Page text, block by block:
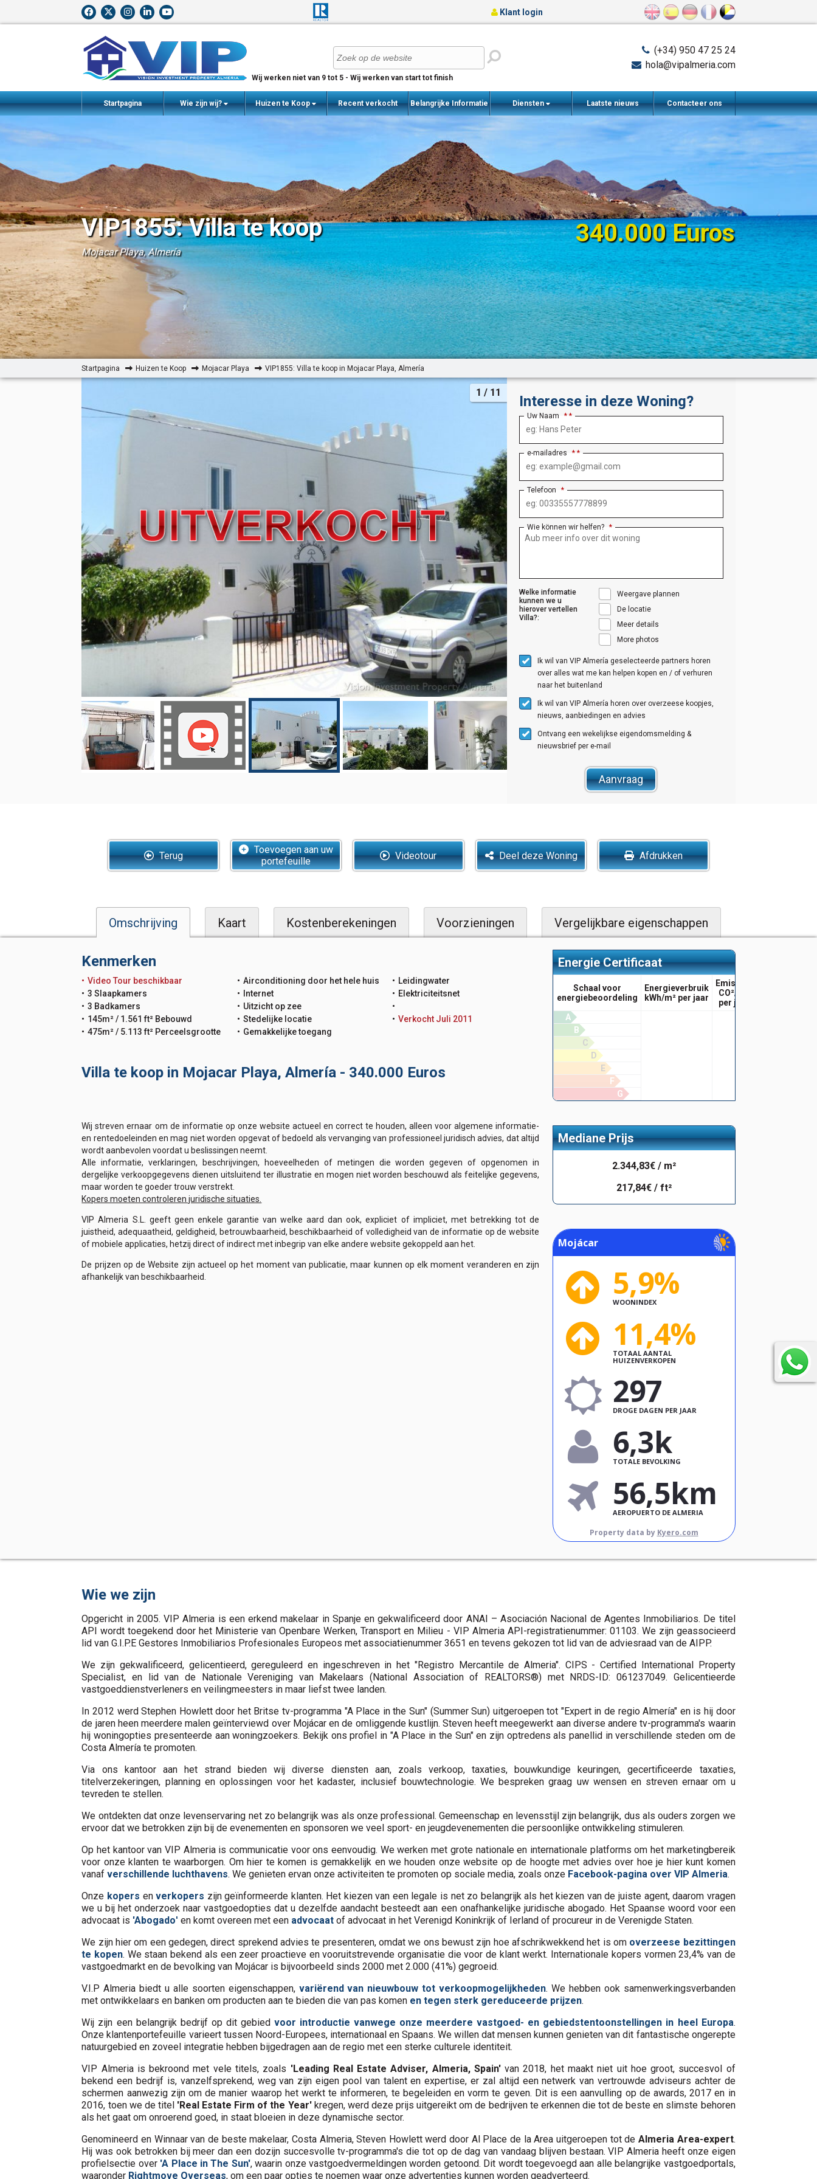
Wij werken niet van 9 tot 5 - Wij werken van start tot finish
(+34) 950 47 25 24
hola@vipalmeria.com
Klant login
Startpagina Wie zijn wij? Huizen te Koop Recent verkocht
woningen
Belangrijke Informatie Diensten Laatste nieuws Contacteer ons
VIP1855: Villa te koop
Mojacar Playa, Almería
340.000 Euros
Startpagina Huizen te Koop Mojacar Playa VIP1855: Villa te koop in Mojacar Playa, Almería
1 / 11
Interesse in deze Woning?
Uw Naam *
e-mailadres *
Telefoon *
Wie können wir helfen? *
Welke informatie
kunnen we u
hierover vertellen
Villa?:
Weergave plannen
De locatie
Meer details
More photos
Ik wil van VIP Almería geselecteerde partners horen
over alles wat me kan helpen kopen en / of verhuren
naar het buitenland
Ik wil van VIP Almería horen over overzeese koopjes,
nieuws, aanbiedingen en advies
Ontvang een wekelijkse eigendomsmelding &
nieuwsbrief per e-mail
Aanvraag
Terug
Toevoegen aan uw
portefeuille
Videotour Deel deze Woning Afdrukken
Omschrijving Kaart Kostenberekeningen Voorzieningen Vergelijkbare eigenschappen
Kenmerken
Video Tour beschikbaar
3 Slaapkamers
3 Badkamers
145m² / 1.561 ft² Bebouwd
475m² / 5.113 ft² Perceelsgrootte
Airconditioning door het hele huis
Internet
Uitzicht op zee
Stedelijke locatie
Gemakkelijke toegang
Leidingwater
Elektriciteitsnet
Verkocht Juli 2011
Villa te koop in Mojacar Playa, Almería - 340.000 Euros
Wij streven ernaar om de informatie op onze website actueel en correct te houden, alleen voor algemene informatie-
en rentedoeleinden en mag niet worden opgevat of bedoeld als vervanging van professioneel juridisch advies, dat altijd
wordt aanbevolen voordat u beslissingen neemt.
Alle informatie, verklaringen, beschrijvingen, hoeveelheden of metingen die worden gegeven of opgenomen in
dergelijke verkoopgegevens dienen uitsluitend ter illustratie en mogen niet worden beschouwd als feitelijke gegevens,
maar worden te goeder trouw verstrekt.
Kopers moeten controleren juridische situaties.
VIP Almeria S.L. geeft geen enkele garantie van welke aard dan ook, expliciet of impliciet, met betrekking tot de
juistheid, adequaatheid, geldigheid, betrouwbaarheid, beschikbaarheid of volledigheid van de informatie op de website
of mobiele applicaties, hetzij direct of indirect met inbegrip van elke andere website gekoppeld aan het.
De prijzen op de Website zijn actueel op het moment van publicatie, maar kunnen op elk moment veranderen en zijn
afhankelijk van beschikbaarheid.
Energie Certificaat
Schaal voor
energiebeoordeling
Energieverbruik
kWh/m² per jaar
Emissies
CO²/m²
per jaar
A
B
C
D
E
F
G
Mediane Prijs
2.344,83€ / m²
217,84€ / ft²
Mojácar
5,9%
WOONINDEX
11,4%
TOTAAL AANTAL
HUIZENVERKOPEN
297
DROGE DAGEN PER JAAR
6,3k
TOTALE BEVOLKING
56,5km
AEROPUERTO DE ALMERIA
Property data by Kyero.com
Wie we zijn
Opgericht in 2005. VIP Almeria is een erkend makelaar in Spanje en gekwalificeerd door ANAI – Asociación Nacional de Agentes Inmobiliarios. De titel
API wordt toegekend door het Ministerie van Openbare Werken, Transport en Milieu - VIP Almeria API-registratienummer: 01103. We zijn geassocieerd
lid van G.I.P.E Gestores Inmobiliarios Profesionales Europeos met associatienummer 3651 en tevens gekozen tot lid van de adviesraad van de AIPP.
We zijn gekwalificeerd, gelicentieerd, gereguleerd en ingeschreven in het "Registro Mercantile de Almeria". CIPS - Certified International Property
Specialist, en lid van de Nationale Vereniging van Makelaars (National Association of REALTORS®) met NRDS-ID: 061237049. Gelicentieerde
vastgoeddienstverleners en veilingmeesters in maar liefst twee landen.
In 2012 werd Stephen Howlett door het Britse tv-programma "A Place in the Sun" (Summer Sun) uitgeroepen tot "Expert in de regio Almería" en is hij door
de jaren heen meerdere malen geïnterviewd over Mojácar en de omliggende kustlijn. Steven heeft meegewerkt aan diverse andere tv-programma's waarin
hij woningopties presenteerde aan woningzoekers. Bekijk ons ​​profiel in "A Place in the Sun" en zijn optredens als panellid in verschillende steden om de
Costa Almería te promoten.
Via ons kantoor aan het strand bieden wij diverse diensten aan, zoals verkoop, taxaties, bouwkundige keuringen, gecertificeerde taxaties,
titelverzekeringen, planning en oplossingen voor het kadaster, inclusief bouwtechnologie. We bespreken graag uw wensen en streven ernaar om u
tevreden te stellen.
We ontdekten dat onze levenservaring net zo belangrijk was als onze professional. Gemeenschap en levensstijl zijn belangrijk, dus als ouders zorgen we
ervoor dat we betrokken zijn bij de evenementen en sponsoren we veel sport- en jeugdevenementen die persoonlijke ontwikkeling stimuleren.
Op het kantoor van VIP Almeria is communicatie voor ons eenvoudig. We werken met grote nationale en internationale platforms om het marketingbereik
voor onze klanten te waarborgen. Om hier te komen is gemakkelijk en we houden onze website op de hoogte met advies over hoe je hier kunt komen
vanafverschillende luchthavens. We genieten ervan onze activiteiten te promoten op sociale media, zoals onze Facebook-pagina over VIP Almeria.
Onze kopers enverkopers zijn geïnformeerde klanten. Het kiezen van een legale is net zo belangrijk als het kiezen van de juiste agent, daarom vragen
we u bij het onderzoek naar vastgoedopties dat u dezelfde aandacht besteedt aan een onafhankelijke juridische abogado. Het Spaanse woord voor een
advocaat is 'Abogado' en komt overeen met een advocaat of advocaat in het Verenigd Koninkrijk of Ierland of procureur in de Verenigde Staten.
We zijn hier om een gedegen, direct sprekend advies te presenteren, omdat we ons bewust zijn hoe afschrikwekkend het is om overzeese bezittingen
te kopen. We staan bekend als een zeer proactieve en vooruitstrevende organisatie die voor de klant werkt. Internationale kopers vormen 23,4% van de
vastgoedmarkt en de bevolking van Mojácar is bijvoorbeeld sinds 2000 met 2.000 (41%) gegroeid.
V.I.P Almeria biedt u alle soorten eigenschappen, variërend van nieuwbouw tot verkoopmogelijkheden. We hebben ook samenwerkingsverbanden
met ontwikkelaars en banken om producten aan te bieden die van pas komen en tegen sterk gereduceerde prijzen.
Wij zijn een belangrijk bedrijf op dit gebied voor introductie vanwege onze meerdere vastgoed- en gebiedstentoonstellingen in heel Europa.
Onze klantenportefeuille varieert tussen Noord-Europees, internationaal en Spaans. We willen dat mensen kunnen genieten van dit fantastische ongerepte
natuurgebied en zoveel integratie hebben bijgedragen aan de regio met een sterke culturele identiteit.
VIP Almeria is bekroond met vele titels, zoals 'Leading Real Estate Adviser, Almeria, Spain'van 2018, het maakt niet uit hoe groot, succesvol of
bekend een bedrijf is, vanzelfsprekend, weg van zijn eigen pool van talent en expertise, er zal altijd een netwerk van vertrouwde adviseurs achter de
schermen aanwezig zijn om de manier waarop het werkt te informeren, te begeleiden en vorm te geven. Dit is een aanvulling op de awards, 2017 en in
2016, toen we de titel 'Real Estate Firm of the Year'kregen, werd deze prijs uitgereikt om de bedrijven te erkennen die tot de beste en slimste behoren
als het gaat om onroerend goed, in staat bloeien in deze dynamische sector.
Genomineerd en Winnaar van de beste makelaar, Costa Almeria, Steven Howlett werd door Al Place de la Area uitgeroepen tot de Almeria Area-expert.
Hij was ook betrokken bij meer dan een dozijn succesvolle tv-programma's die tot op de dag van vandaag blijven bestaan. VIP Almeria heeft onze eigen
profielsectie over 'A Place in The Sun', waarin onze vastgoedvermeldingen worden getoond. Dit wordt toegevoegd aan alle belangrijke vastgoedportals,
waaronder Rightmove Overseas, om een paar opties te noemen waar onze advertenties kunnen worden geadverteerd.